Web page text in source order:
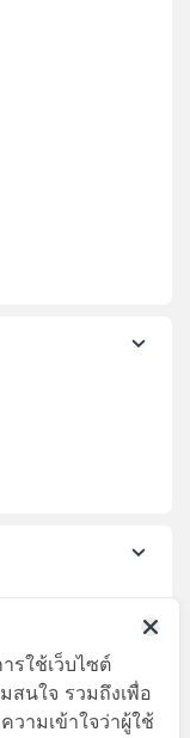
รใช้เว็บไซต์
นใจ รวมถึงเพื่อ
วามเข้าใจว่าผู้ใช้